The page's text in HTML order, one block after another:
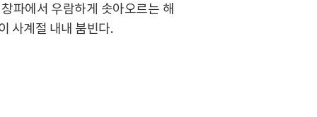
파에서 우람하게 솟아오르는 해
사계절 내내 붐빈다.